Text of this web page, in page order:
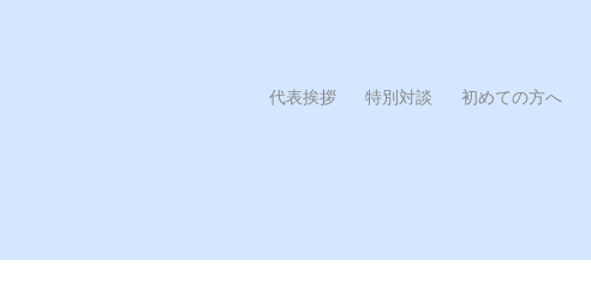
代表挨拶 特別対談 初めての方へ